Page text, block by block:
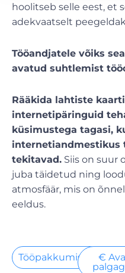
hoolitseb selle eest, et
adekvaatselt
Tööandjatele võiks
avatud suhtlemist
Rääkida lahtiste
internetipäringuid
küsimustega tagasi,
internetiandmestikus
tekitavad. Siis on suur
juba täidetud ning
atmosfäär, mis on
eeldus.
Tööpakkumised
€